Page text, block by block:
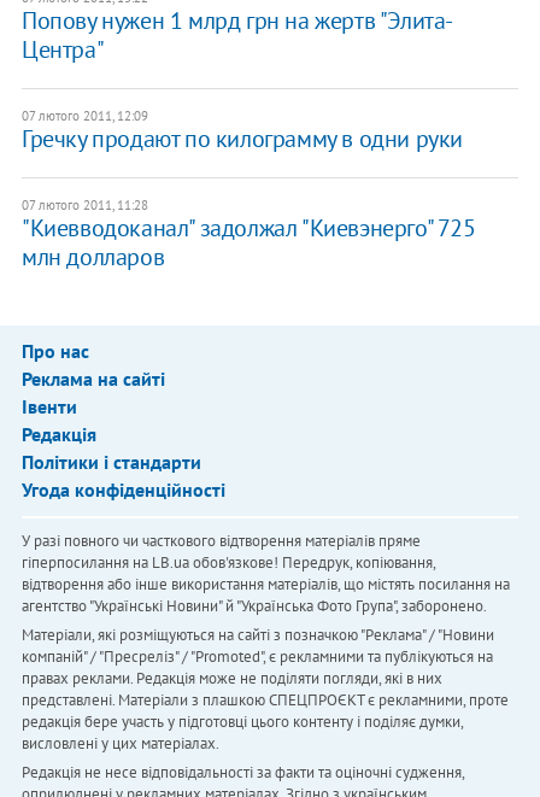
Попову нужен 1 млрд грн на жертв "Элита-
Центра"
07 лютого 2011, 12:09
Гречку продают по килограмму в одни руки
07 лютого 2011, 11:28
"Киевводоканал" задолжал "Киевэнерго" 725
млн долларов
Про нас
Реклама на сайті
Івенти
Редакція
Політики і стандарти
Угода конфіденційності
У разі повного чи часткового відтворення матеріалів пряме
гіперпосилання на LB.ua обов'язкове! Передрук, копіювання,
відтворення або інше використання матеріалів, що містять посилання на
агентство "Українськi Новини" й "Українська Фото Група", заборонено.
Матеріали, які розміщуються на сайті з позначкою "Реклама" / "Новини
компаній" / "Пресреліз" / "Promoted", є рекламними та публікуються на
правах реклами. Редакція може не поділяти погляди, які в них
представлені. Матеріали з плашкою СПЕЦПРОЄКТ є рекламними, проте
редакція бере участь у підготовці цього контенту і поділяє думки,
висловлені у цих матеріалах.
Редакція не несе відповідальності за факти та оціночні судження,